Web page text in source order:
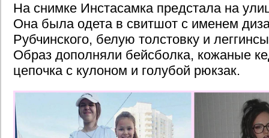
На снимке Инстасамка предстала на
Она была одета в свитшот с именем
Рубчинского, белую толстовку и
Образ дополняли бейсболка, кожаные
цепочка с кулоном и голубой рюкзак.